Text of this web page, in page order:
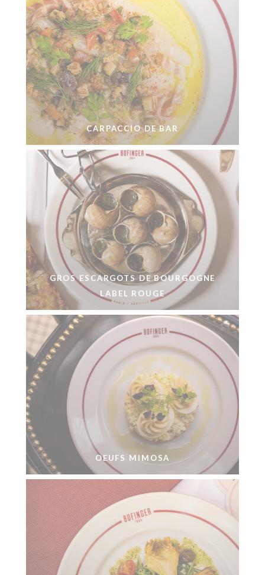
CARPACCIO DE BAR
GROS ESCARGOTS DE BOURGOGNE
LABEL ROUGE
OEUFS MIMOSA